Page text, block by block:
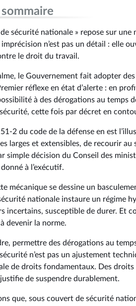
sommaire
de sécurité nationale » repose sur
n’est pas un détail : elle
le droit du travail.
le Gouvernement fait adopter
réflexe en état d’alerte : en
à des dérogations au temps
cette fois par décret en
du code de la défense en est
larges et extensibles, de recourir au
simple décision du Conseil des
à l’exécutif.
mécanique se dessine un
nationale instaure un régime
incertains, susceptible de durer. Et
devenir la norme.
permettre des dérogations au
n’est pas un ajustement
de droits fondamentaux. Des
de suspendre durablement.
que, sous couvert de sécurité